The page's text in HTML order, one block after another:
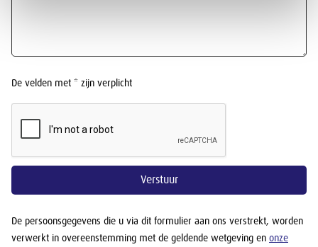
De velden met * zijn verplicht
De persoonsgegevens die u via dit formulier aan ons verstrekt, worden
verwerkt in overeenstemming met de geldende wetgeving en onze